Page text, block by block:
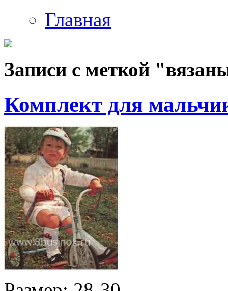
Главная
Записи с меткой
Комплект для